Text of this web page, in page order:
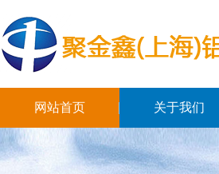
网站首页 关于我们